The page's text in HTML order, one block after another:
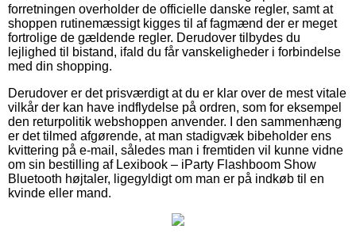
forretningen overholder de officielle danske regler, samt at
shoppen rutinemæssigt kigges til af fagmænd der er meget
fortrolige de gældende regler. Derudover tilbydes du
lejlighed til bistand, ifald du får vanskeligheder i forbindelse
med din shopping.
Derudover er det prisværdigt at du er klar over de mest vitale
vilkår der kan have indflydelse på ordren, som for eksempel
den returpolitik webshoppen anvender. I den sammenhæng
er det tilmed afgørende, at man stadigvæk bibeholder ens
kvittering på e-mail, således man i fremtiden vil kunne vidne
om sin bestilling af Lexibook – iParty Flashboom Show
Bluetooth højtaler, ligegyldigt om man er på indkøb til en
kvinde eller mand.